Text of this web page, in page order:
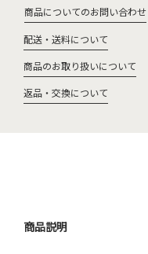
商品についてのお問い合わせ
配送・送料について
商品のお取り扱いについて
返品・交換について
商品説明